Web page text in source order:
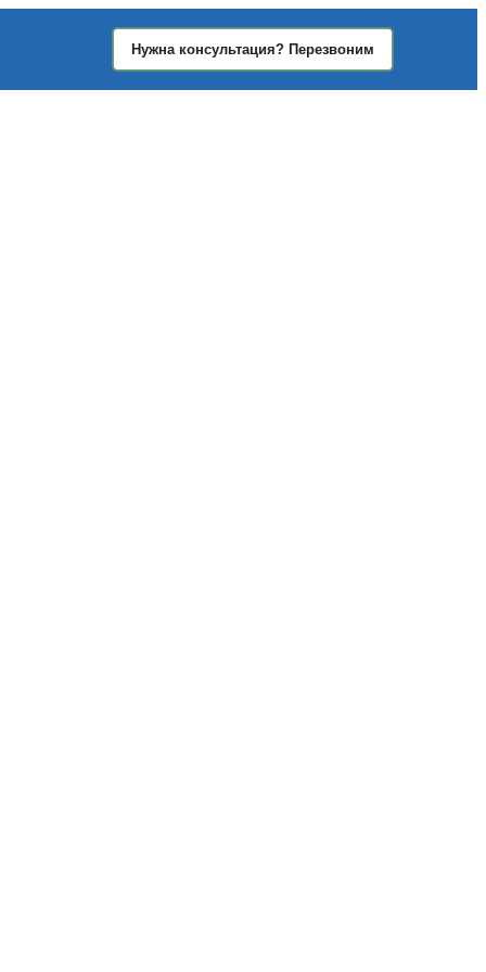
Нужна консультация? Перезвоним